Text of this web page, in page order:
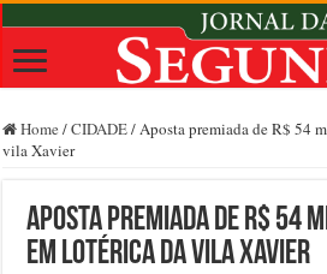
Home /CIDADE/Aposta premiada de R$ 54
vila Xavier
Aposta premiada de R$ 54
em lotérica da vila Xavier